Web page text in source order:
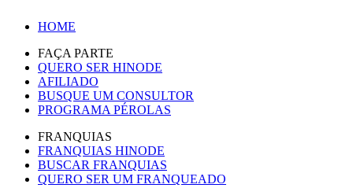
HOME
FAÇA PARTE
QUERO SER HINODE
AFILIADO
BUSQUE UM CONSULTOR
PROGRAMA PÉROLAS
FRANQUIAS
FRANQUIAS HINODE
BUSCAR FRANQUIAS
QUERO SER UM FRANQUEADO